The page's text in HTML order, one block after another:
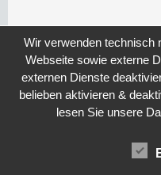
Wir verwenden technisch
Webseite sowie externe
externen Dienste
belieben aktivieren &
lesen Sie unsere